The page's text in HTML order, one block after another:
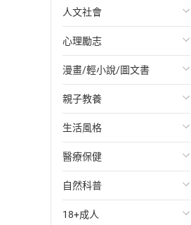
經濟/趨勢
財務/金融
管理/領導
職場工作術
成功法
行銷/廣告
傳記
商務/商學
歐美文學
日本文學
韓國文學
華文文學
經典文學
成長/家庭生活小說
懸疑/推理小說
科幻/奇幻小說
人文社會
國際關係
政治
社會科學
台灣/中國歷史
日/韓歷史
其他歷史/史學
法律
心理勵志
心靈成長/情緒
人際關係
兩性關係
心理學
漫畫/輕小說/圖文書
輕小說
奇幻/科幻
愛情故事
職場/社會寫實
懸疑/推理
親子教養
教育現場
兒童文學/故事
兒童科普/學習
育兒百科
生活風格
飲食/食譜
健身/美顏
運動/遊戲
醫療保健
健康/養生
常見疾病
自然科普
生物科學
18+成人